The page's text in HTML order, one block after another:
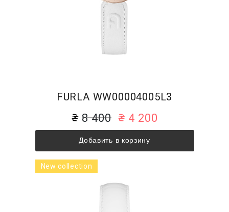
FURLA WW00004005L3
8 400 4 200
Добавить в корзину
New collection